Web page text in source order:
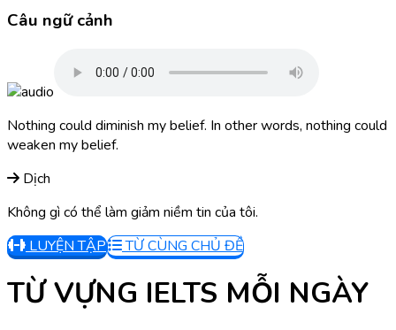
Câu ngữ cảnh
Nothing could diminish my belief. In other words, nothing could
weaken my belief.
Dịch
Không gì có thể làm giảm niềm tin của tôi.
LUYỆN TẬP
TỪ CÙNG CHỦ ĐỀ
TỪ VỰNG IELTS MỖI NGÀY